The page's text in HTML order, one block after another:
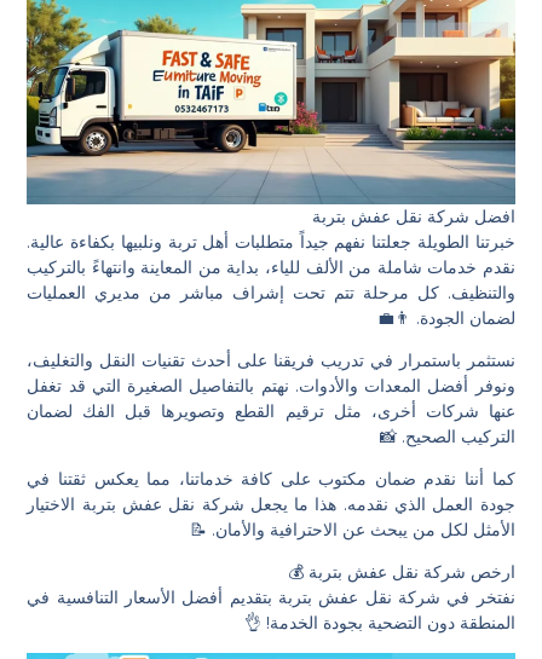
افضل شركة نقل عفش بتربة
خبرتنا الطويلة جعلتنا نفهم جيداً متطلبات أهل تربة ونلبيها بكفاءة عالية.
نقدم خدمات شاملة من الألف للياء، بداية من المعاينة وانتهاءً بالتركيب
والتنظيف. كل مرحلة تتم تحت إشراف مباشر من مديري العمليات
لضمان الجودة. 👨‍💼
نستثمر باستمرار في تدريب فريقنا على أحدث تقنيات النقل والتغليف،
ونوفر أفضل المعدات والأدوات. نهتم بالتفاصيل الصغيرة التي قد تغفل
عنها شركات أخرى، مثل ترقيم القطع وتصويرها قبل الفك لضمان
التركيب الصحيح. 📸
كما أننا نقدم ضمان مكتوب على كافة خدماتنا، مما يعكس ثقتنا في
جودة العمل الذي نقدمه. هذا ما يجعل شركة نقل عفش بتربة الاختيار
الأمثل لكل من يبحث عن الاحترافية والأمان. 📝
ارخص شركة نقل عفش بتربة 💰
نفتخر في شركة نقل عفش بتربة بتقديم أفضل الأسعار التنافسية في
المنطقة دون التضحية بجودة الخدمة! 👌